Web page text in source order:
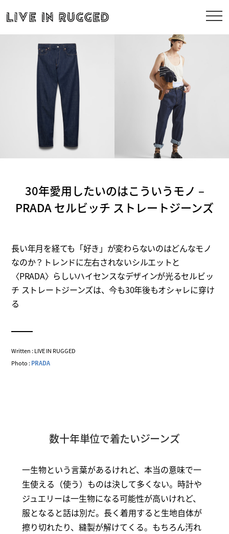
30年愛用したいのはこういうモノ –
PRADA セルビッチ ストレートジーンズ
長い年月を経ても「好き」が変わらないのはどんなモノ
なのか？トレンドに左右されないシルエットと
〈PRADA〉らしいハイセンスなデザインが光るセルビッ
チ ストレートジーンズは、今も30年後もオシャレに穿け
る
Written : LIVE IN RUGGED
Photo :PRADA
数十年単位で着たいジーンズ
一生物という言葉があるけれど、本当の意味で一
生使える（使う）ものは決して多くない。時計や
ジュエリーは一生物になる可能性が高いけれど、
服となると話は別だ。長く着用すると生地自体が
擦り切れたり、縫製が解けてくる。もちろん汚れ